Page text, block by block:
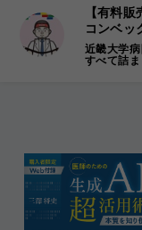
【有料
コンベッ
近畿大学
すべて詰